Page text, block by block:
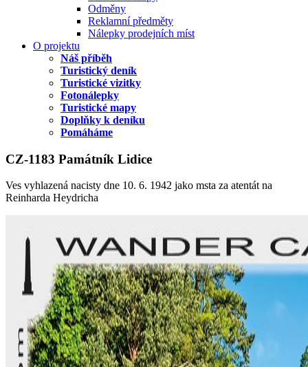
Odměny
Reklamní předměty
Nálepky prodejních míst
O projektu
Náš příběh
Turistický deník
Turistické vizitky
Fotonálepky
Turistické mapy
Doplňky k deníku
Pomáháme
CZ-1183 Památník Lidice
Ves vyhlazená nacisty dne 10. 6. 1942 jako msta za atentát na
Reinharda Heydricha